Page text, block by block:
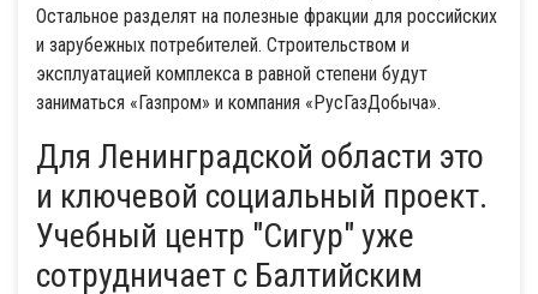
Остальное разделят на полезные фракции для российских
и зарубежных потребителей. Строительством и
эксплуатацией комплекса в равной степени будут
заниматься «Газпром» и компания «РусГазДобыча».
Для Ленинградской области это
и ключевой социальный проект.
Учебный центр "Сигур" уже
сотрудничает с Балтийским